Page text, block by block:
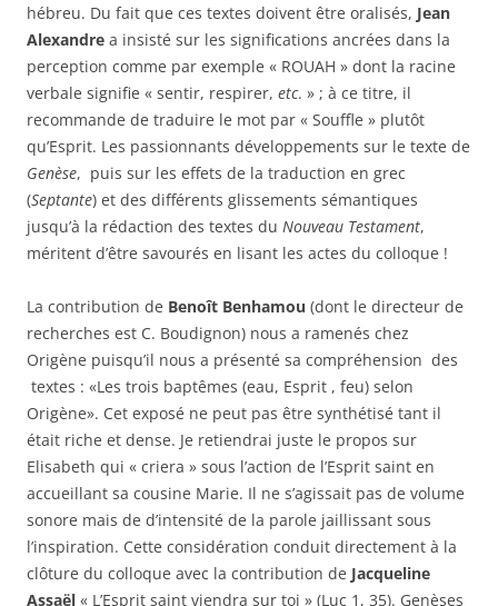
hébreu. Du fait que ces textes doivent être oralisés, Jean
Alexandre a insisté sur les significations ancrées dans la
perception comme par exemple « ROUAH » dont la racine
verbale signifie « sentir, respirer, etc. » ; à ce titre, il
recommande de traduire le mot par « Souffle » plutôt
qu’Esprit. Les passionnants développements sur le texte de
Genèse, puis sur les effets de la traduction en grec
(Septante) et des différents glissements sémantiques
jusqu’à la rédaction des textes du Nouveau Testament,
méritent d’être savourés en lisant les actes du colloque !
La contribution de Benoît Benhamou (dont le directeur de
recherches est C. Boudignon) nous a ramenés chez
Origène puisqu’il nous a présenté sa compréhension des
textes : «Les trois baptêmes (eau, Esprit , feu) selon
Origène». Cet exposé ne peut pas être synthétisé tant il
était riche et dense. Je retiendrai juste le propos sur
Elisabeth qui « criera » sous l’action de l’Esprit saint en
accueillant sa cousine Marie. Il ne s’agissait pas de volume
sonore mais de d’intensité de la parole jaillissant sous
l’inspiration. Cette considération conduit directement à la
clôture du colloque avec la contribution de Jacqueline
Assaël « L’Esprit saint viendra sur toi » (Luc 1, 35). Genèses